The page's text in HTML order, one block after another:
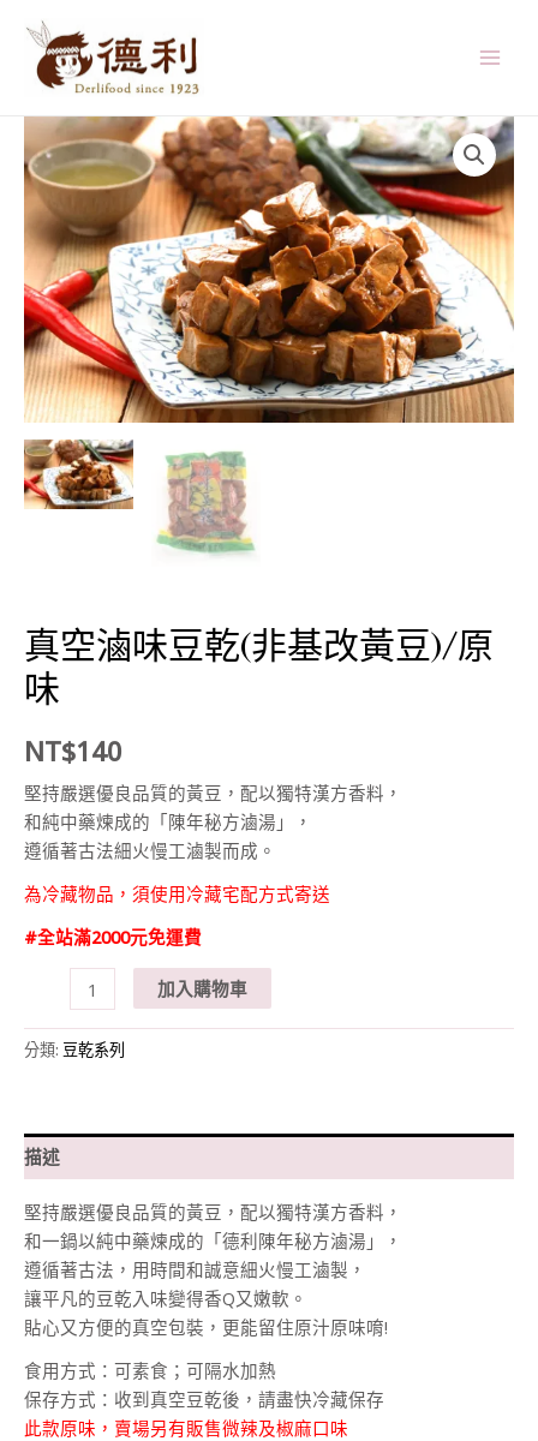
真空滷味豆乾(非基改黃豆)/原
味
NT$140
堅持嚴選優良品質的黃豆，配以獨特漢方香料，
和純中藥煉成的「陳年秘方滷湯」，
遵循著古法細火慢工滷製而成。
為冷藏物品，須使用冷藏宅配方式寄送
#全站滿2000元免運費
滷
(非
基
改
黃
豆)/
原
味
數
量
加入購物車
分類: 豆乾系列
描述
堅持嚴選優良品質的黃豆，配以獨特漢方香料，
和一鍋以純中藥煉成的「德利陳年秘方滷湯」，
遵循著古法，用時間和誠意細火慢工滷製，
讓平凡的豆乾入味變得香Q又嫩軟。
貼心又方便的真空包裝，更能留住原汁原味唷!
食用方式：可素食；可隔水加熱
保存方式：收到真空豆乾後，請盡快冷藏保存
此款原味，賣場另有販售微辣及椒麻口味